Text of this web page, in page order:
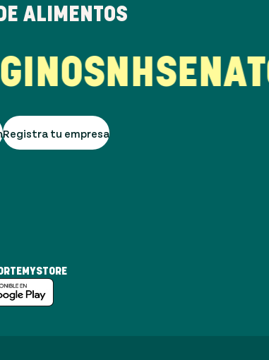
ALIMENTOS
NHSENATOR
Registra tu empresa
MYSTORE